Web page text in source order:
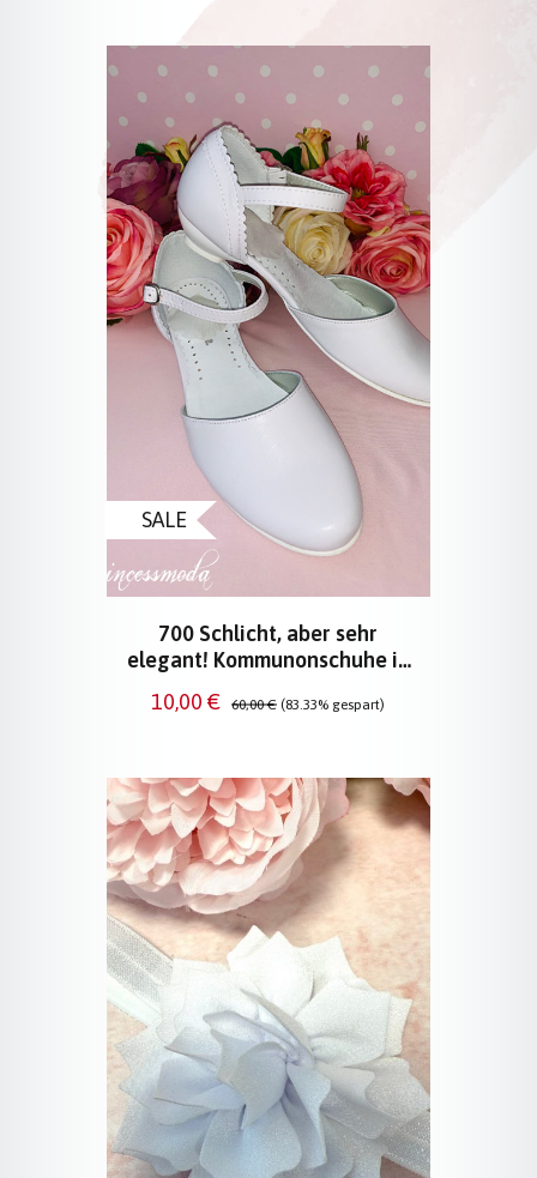
SALE
700 Schlicht, aber sehr
elegant! Kommunonschuhe in
Verkaufspreis:
10,00 € Regulärer Preis:
60,00 € (83.33% gespart)